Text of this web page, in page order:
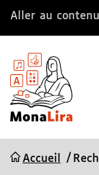
Aller au contenu
Accueil